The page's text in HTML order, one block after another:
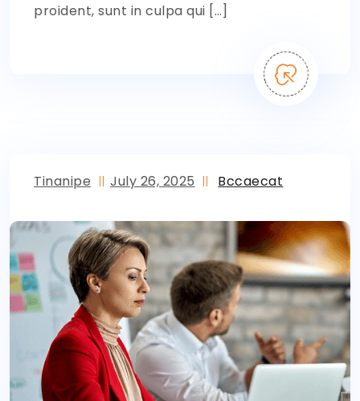
proident, sunt in culpa qui […]
Tinanipe July 26, 2025 Bccaecat